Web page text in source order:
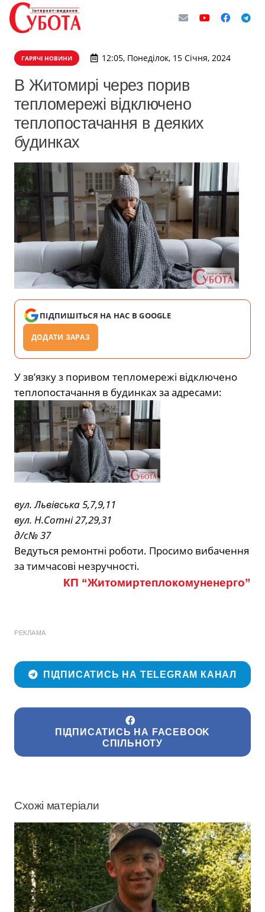
ГАРЯЧІ НОВИНИ 12:05, Понеділок, 15 Січня, 2024
В Житомирі через порив
тепломережі відключено
теплопостачання в деяких
будинках
ПІДПИШІТЬСЯ НА НАС В GOOGLE
ДОДАТИ ЗАРАЗ
У зв’язку з поривом тепломережі відключено
теплопостачання в будинках за адресами:
вул. Львівська 5,7,9,11
вул. Н.Сотні 27,29,31
д/с№ 37
Ведуться ремонтні роботи. Просимо вибачення
за тимчасові незручності.
КП “Житомиртеплокомуненерго”
РЕКЛАМА
ПІДПИСАТИСЬ НА TELEGRAM КАНАЛ
ПІДПИСАТИСЬ НА FACEBOOK
СПІЛЬНОТУ
Схожі матеріали